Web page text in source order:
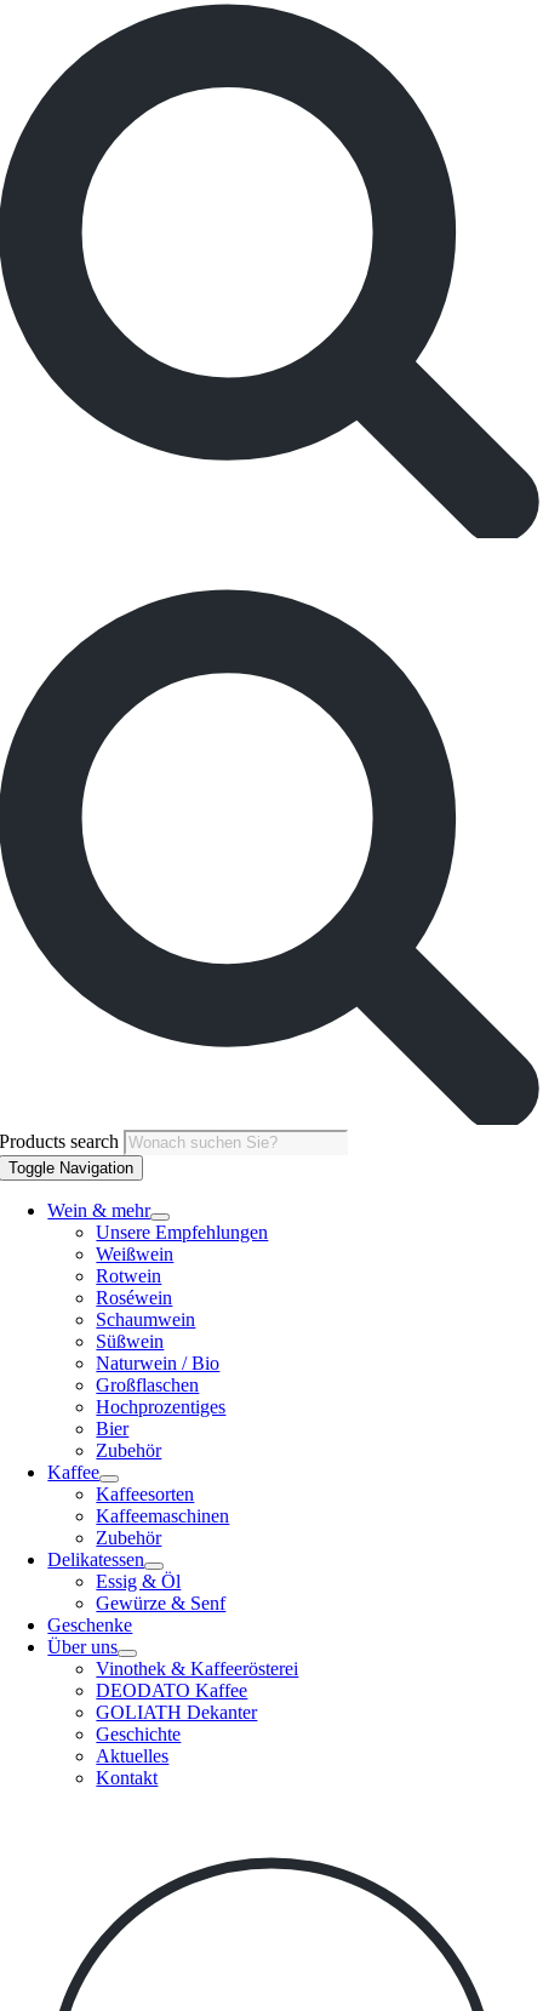
Products search
Toggle Navigation
Wein & mehr
Unsere Empfehlungen
Weißwein
Rotwein
Roséwein
Schaumwein
Süßwein
Naturwein / Bio
Großflaschen
Hochprozentiges
Bier
Zubehör
Kaffee
Kaffeesorten
Kaffeemaschinen
Zubehör
Delikatessen
Essig & Öl
Gewürze & Senf
Geschenke
Über uns
Vinothek & Kaffeerösterei
DEODATO Kaffee
GOLIATH Dekanter
Geschichte
Aktuelles
Kontakt